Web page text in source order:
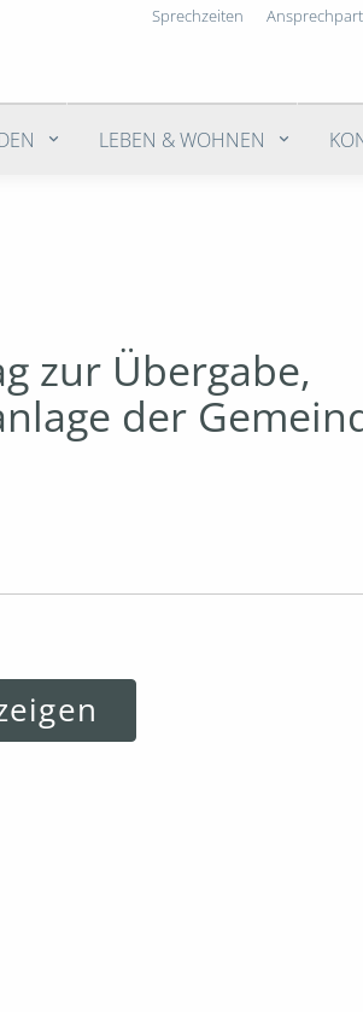
Sprechzeiten
LEBEN & WOHNEN
zur Übergabe,
der